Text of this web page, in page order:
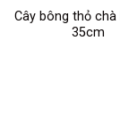
Cây bông thỏ chà
35cm